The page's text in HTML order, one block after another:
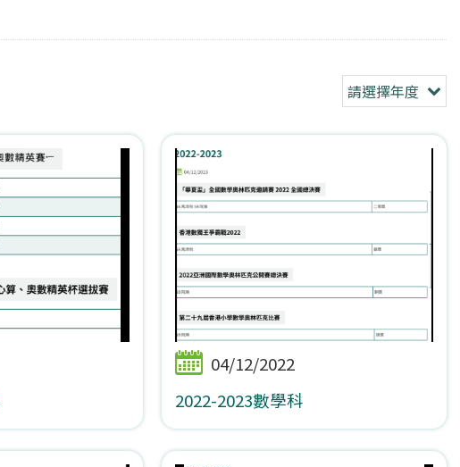
請選擇年度
04/12/2022
2022-2023數學科